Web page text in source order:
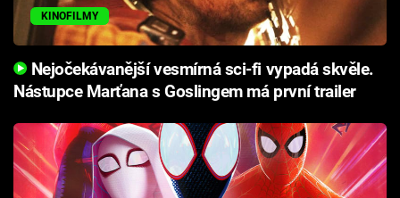
KINOFILMY
Nejočekávanější vesmírná sci-fi vypadá skvěle.
Nástupce Marťana s Goslingem má první trailer